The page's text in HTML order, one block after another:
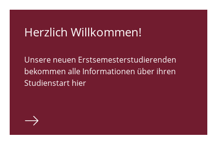
RUNDGANG 26
Bachelor Architektur
Master Architektur
Qualifikationsprofil
Herzlich Willkommen!
Unsere neuen Erstsemesterstudierenden
bekommen alle Informationen über ihren
Studienstart hier